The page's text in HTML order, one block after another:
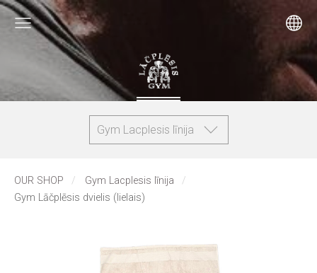
Gym Lacplesis līnija
OUR SHOP
Gym Lacplesis līnija
Gym Lāčplēsis dvielis (lielais)